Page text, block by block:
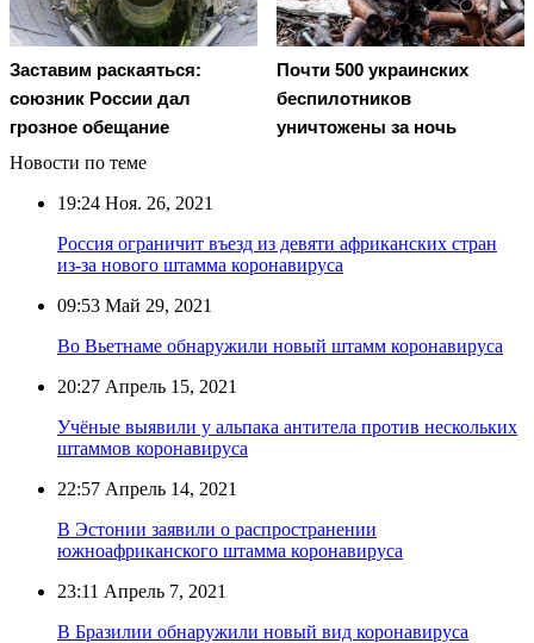
Заставим раскаяться:
союзник России дал
грозное обещание
Почти 500 украинских
беспилотников
уничтожены за ночь
Новости по теме
19:24 Ноя. 26, 2021
Россия ограничит въезд из девяти африканских стран
из-за нового штамма коронавируса
09:53 Май 29, 2021
Во Вьетнаме обнаружили новый штамм коронавируса
20:27 Апрель 15, 2021
Учёные выявили у альпака антитела против нескольких
штаммов коронавируса
22:57 Апрель 14, 2021
В Эстонии заявили о распространении
южноафриканского штамма коронавируса
23:11 Апрель 7, 2021
В Бразилии обнаружили новый вид коронавируса